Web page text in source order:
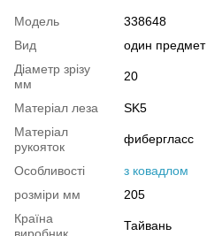
Модель
338648
Вид
один предмет
Діаметр зрізу
мм
20
Матеріал леза
SK5
Матеріал
рукояток
фибергласс
Особливості
з ковадлом
розміри мм
205
Країна
Тайвань